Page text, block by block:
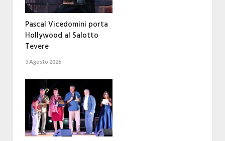
Pascal Vicedomini porta
Hollywood al Salotto
Tevere
5 Agosto 2026